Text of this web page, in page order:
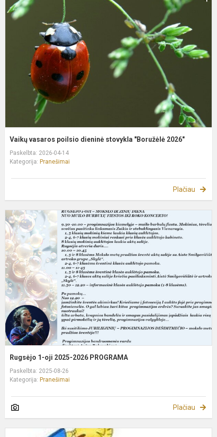
Vaikų vasaros poilsio dieninė stovykla "Boružėlė 2026"
Paskelbta: 2026-04-14
Kategorija: Pranešimai
Plačiau
Rugsėjo 1-oji 2025-2026 PROGRAMA
Paskelbta: 2025-08-26
Kategorija: Pranešimai
Plačiau